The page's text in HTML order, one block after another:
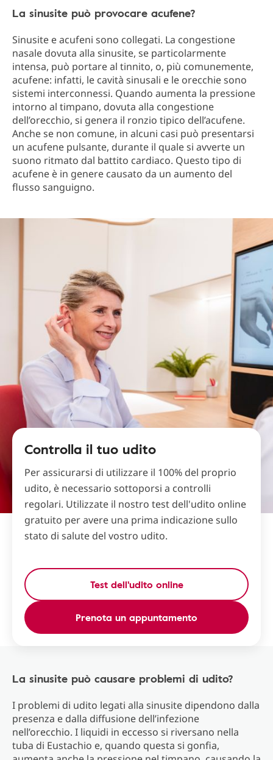
La sinusite può provocare acufene?
Sinusite e acufeni sono collegati. La congestione
nasale dovuta alla sinusite, se particolarmente
intensa, può portare al tinnito, o, più comunemente,
acufene: infatti, le cavità sinusali e le orecchie sono
sistemi interconnessi. Quando aumenta la pressione
intorno al timpano, dovuta alla congestione
dell’orecchio, si genera il ronzio tipico dell’acufene.
Anche se non comune, in alcuni casi può presentarsi
un acufene pulsante, durante il quale si avverte un
suono ritmato dal battito cardiaco. Questo tipo di
acufene è in genere causato da un aumento del
flusso sanguigno.
Controlla il tuo udito
Per assicurarsi di utilizzare il 100% del proprio
udito, è necessario sottoporsi a controlli
regolari. Utilizzate il nostro test dell'udito online
gratuito per avere una prima indicazione sullo
stato di salute del vostro udito.
Test dell'udito online
Prenota un appuntamento
La sinusite può causare problemi di udito?
I problemi di udito legati alla sinusite dipendono dalla
presenza e dalla diffusione dell’infezione
nell’orecchio. I liquidi in eccesso si riversano nella
tuba di Eustachio e, quando questa si gonfia,